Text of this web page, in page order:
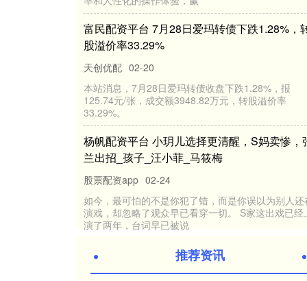
天创优配 10-11
新华社贝尔格莱德10月10日电 新华社记者张璇
“我对即将在北京召开的全球妇女峰会寄予厚望。
常熟股票配资网官网 案例| 富睿捷携手高
室，共筑科研创新生态_正式服役_教育部
股票配资app 11-03
目前，富睿捷多款真空冷冻干燥机机型已在全国
校实验室投入使用，并运行稳定。我们以高效的
率和人性化的操作体验，赢
富民配资平台 7月28日爱玛转债下跌
股溢价率33.29%
天创优配 02-20
125.74元/张，成交额3948.82万元，转股溢价率
推荐资讯